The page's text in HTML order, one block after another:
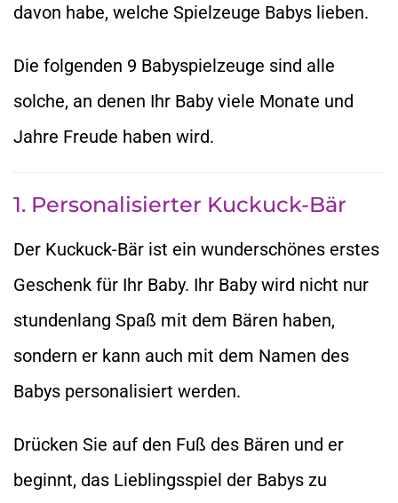
davon habe, welche Spielzeuge Babys lieben.
Die folgenden 9 Babyspielzeuge sind alle
solche, an denen Ihr Baby viele Monate und
Jahre Freude haben wird.
1. Personalisierter Kuckuck-Bär
Der Kuckuck-Bär ist ein wunderschönes erstes
Geschenk für Ihr Baby. Ihr Baby wird nicht nur
stundenlang Spaß mit dem Bären haben,
sondern er kann auch mit dem Namen des
Babys personalisiert werden.
Drücken Sie auf den Fuß des Bären und er
beginnt, das Lieblingsspiel der Babys zu